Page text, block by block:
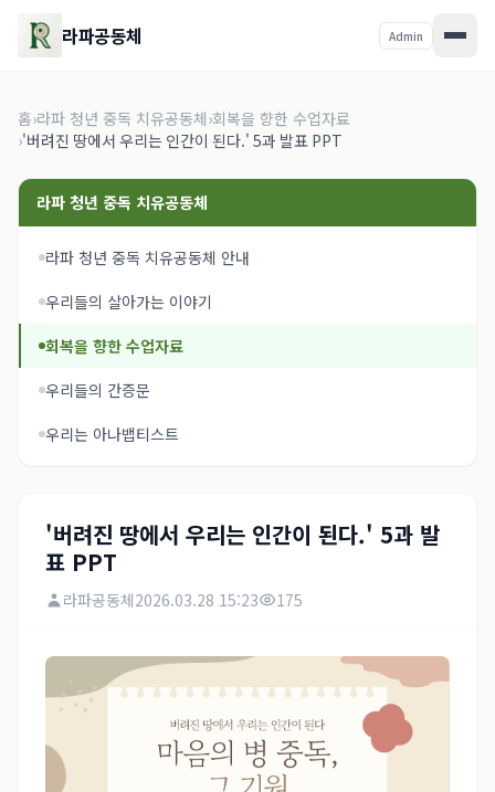
라파공동체 Admin
홈›라파 청년 중독 치유공동체›회복을 향한 수업자료
›'버려진 땅에서 우리는 인간이 된다.' 5과 발표 PPT
라파 청년 중독 치유공동체
라파 청년 중독 치유공동체 안내
우리들의 살아가는 이야기
회복을 향한 수업자료
우리들의 간증문
우리는 아나뱁티스트
'버려진 땅에서 우리는 인간이 된다.' 5과 발
표 PPT
라파공동체2026.03.28 15:23 175